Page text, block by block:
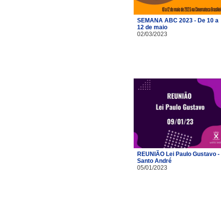
SEMANA ABC 2023 - De 10 a
12 de maio
02/03/2023
REUNIÃO Lei Paulo Gustavo -
Santo André
05/01/2023